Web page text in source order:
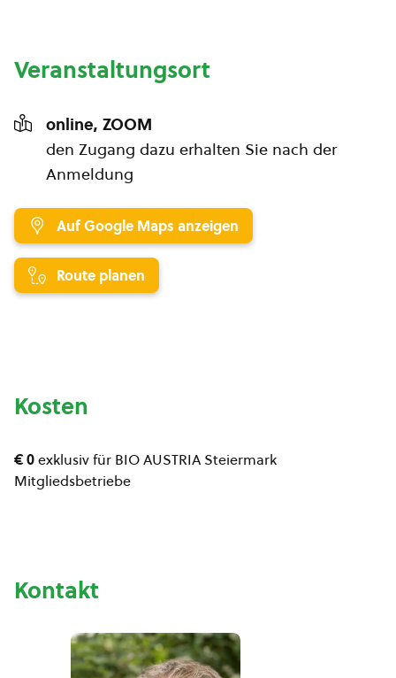
Veranstaltungsort
online, ZOOM
den Zugang dazu erhalten Sie nach der
Anmeldung
Auf Google Maps anzeigen
Route planen
Kosten
€ 0exklusiv für BIO AUSTRIA Steiermark
Mitgliedsbetriebe
Kontakt